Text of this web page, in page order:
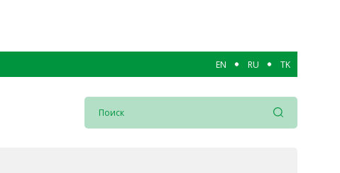
EN RU TK